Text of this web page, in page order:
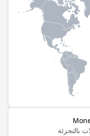
بالتجزئة